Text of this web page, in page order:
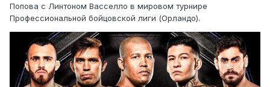
Попова с Линтоном Васселло в мировом турнире
Профессиональной бойцовской лиги (Орландо).